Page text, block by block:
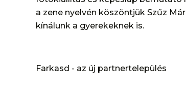
a zene nyelvén köszöntjük Szűz
kínálunk a gyerekeknek is.
Farkasd - az új partnertelepülés